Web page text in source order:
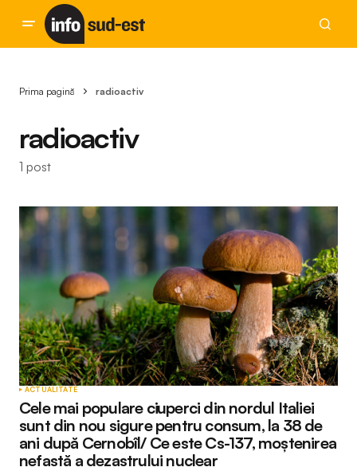
Prima pagină radioactiv
radioactiv
1 post
ACTUALITATE
Cele mai populare ciuperci din nordul Italiei
sunt din nou sigure pentru consum, la 38 de
ani după Cernobîl/ Ce este Cs-137, moștenirea
nefastă a dezastrului nuclear